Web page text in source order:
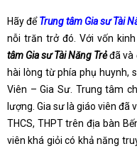
Hãy đểTrung tâm Gia sư Tài
nỗi trăn trở đó. Với vốn
tâm Gia sư Tài Năng Trẻđã và
hài lòng từ phía phụ huynh,
Viên – Gia Sư. Trung tâm
lượng. Gia sư là giáo viên
THCS, THPT trên địa bàn
viên khá giỏi có khả năng